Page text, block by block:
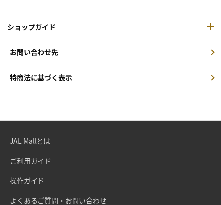
ショップガイド
お問い合わせ先
特商法に基づく表示
JAL Mallとは
ご利用ガイド
操作ガイド
よくあるご質問・お問い合わせ